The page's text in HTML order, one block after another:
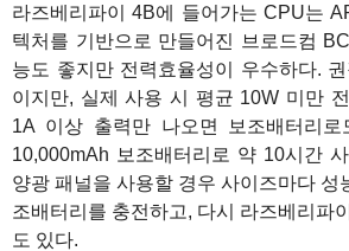
라즈베리파이 4B에 들어가는 CPU는
텍처를 기반으로 만들어진 브로드컴
능도 좋지만 전력효율성이 우수하다.
이지만, 실제 사용 시 평균 10W 미만
1A 이상 출력만 나오면 보조배터리로
10,000mAh 보조배터리로 약 10시간
양광 패널을 사용할 경우 사이즈마다 성
조배터리를 충전하고, 다시 라즈베리파
도 있다.